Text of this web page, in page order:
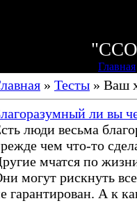
Главная
» Тесты » Ваш
ли вы
люди весьма
чем что-то
мчатся по
могут рискнуть
гарантирован. А к